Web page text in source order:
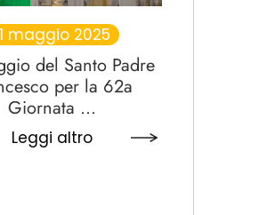
maggio 2025
del Santo Padre
per la 62a
Giornata ...
Leggi altro